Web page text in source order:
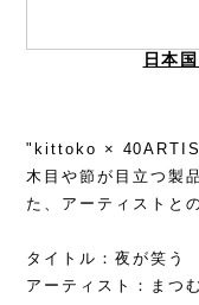
日本
"kittoko ×
木目や節が目立つ製
た、アーティストと
タイトル：夜が笑う
アーティスト：まつ